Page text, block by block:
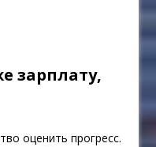
зарплату,
оценить прогресс.